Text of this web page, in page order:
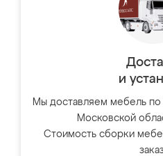
и
Мы доставляем мебель
Московской
Стоимость сборки